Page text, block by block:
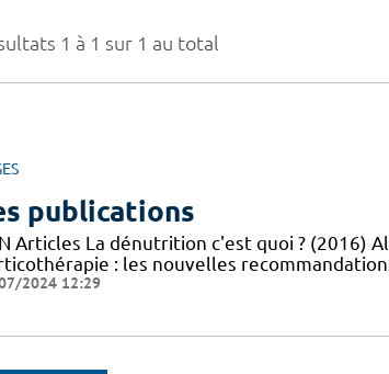
1 à 1 sur 1 au total
publications
Articles La dénutrition c'est quoi ? (2016)
: les nouvelles
2024 12:29